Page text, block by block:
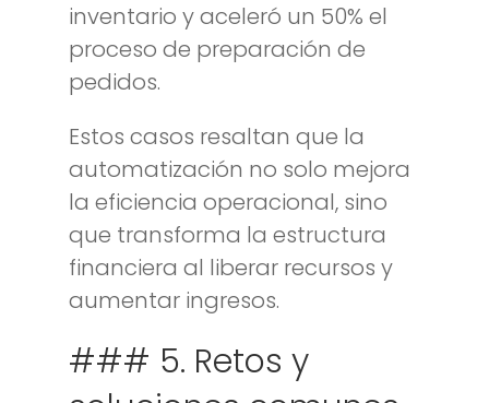
inventario y aceleró un 50% el
proceso de preparación de
pedidos.
Estos casos resaltan que la
automatización no solo mejora
la eficiencia operacional, sino
que transforma la estructura
financiera al liberar recursos y
aumentar ingresos.
### 5. Retos y